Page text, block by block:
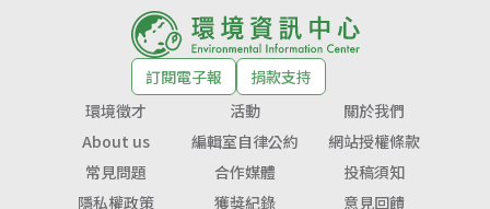
訂閱電子報
捐款支持
環境徵才
活動
關於我們
About us
編輯室自律公約
網站授權條款
常見問題
合作媒體
投稿須知
隱私權政策
獲獎紀錄 意見回饋